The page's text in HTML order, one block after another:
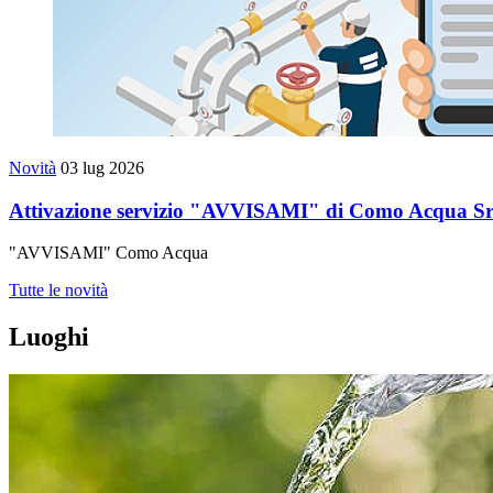
Novità 03 lug 2026
Attivazione servizio "AVVISAMI" di Como Acqua
"AVVISAMI" Como Acqua
Tutte le novità
Luoghi